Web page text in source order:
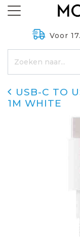
Voor
USB-C TO
1M WHITE